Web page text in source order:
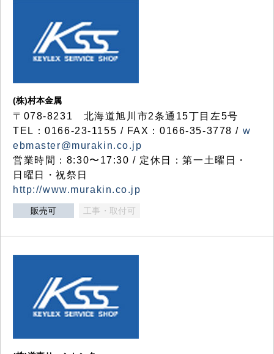
(株)村本金属
〒078-8231 北海道旭川市2条通15丁目左5号
TEL：0166-23-1155 / FAX：0166-35-3778 / w
ebmaster@murakin.co.jp
営業時間：8:30〜17:30 / 定休日：第一土曜日・
日曜日・祝祭日
http://www.murakin.co.jp
販売可 工事・取付可